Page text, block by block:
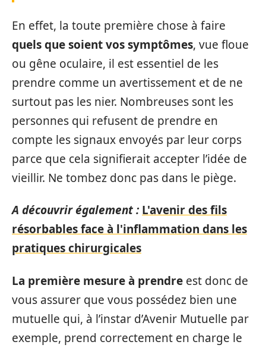
En effet, la toute première chose à faire
quels que soient vos symptômes, vue floue
ou gêne oculaire, il est essentiel de les
prendre comme un avertissement et de ne
surtout pas les nier. Nombreuses sont les
personnes qui refusent de prendre en
compte les signaux envoyés par leur corps
parce que cela signifierait accepter l’idée de
vieillir. Ne tombez donc pas dans le piège.
A découvrir également : L'avenir des fils
résorbables face à l'inflammation dans les
pratiques chirurgicales
La première mesure à prendre est donc de
vous assurer que vous possédez bien une
mutuelle qui, à l’instar d’Avenir Mutuelle par
exemple, prend correctement en charge le